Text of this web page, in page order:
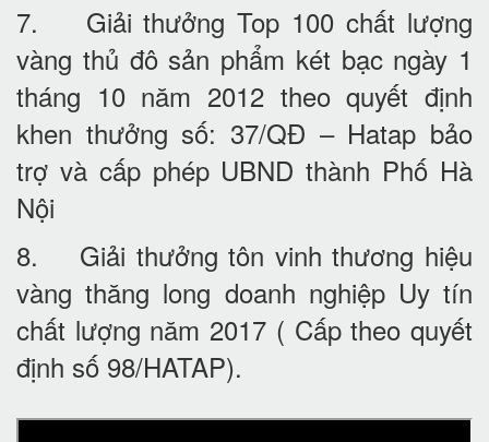
7. Giải thưởng Top 100 chất lượng
vàng thủ đô sản phẩm két bạc ngày 1
tháng 10 năm 2012 theo quyết định
khen thưởng số: 37/QĐ – Hatap bảo
trợ và cấp phép UBND thành Phố Hà
Nội
8. Giải thưởng tôn vinh thương hiệu
vàng thăng long doanh nghiệp Uy tín
chất lượng năm 2017 ( Cấp theo quyết
định số 98/HATAP).